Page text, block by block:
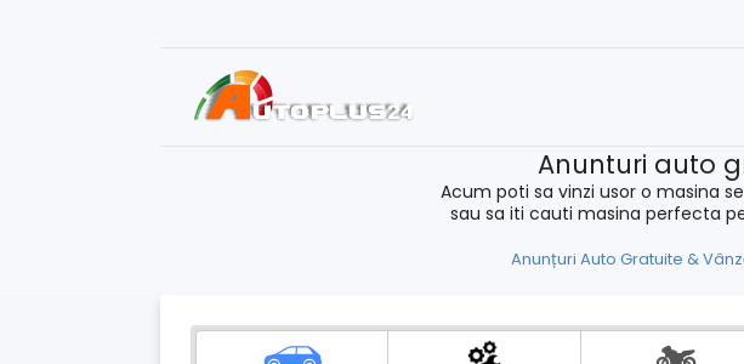
Anunturi auto
Acum poti sa vinzi usor o masina
sau sa iti cauti masina perfecta
Anunțuri Auto Gratuite &